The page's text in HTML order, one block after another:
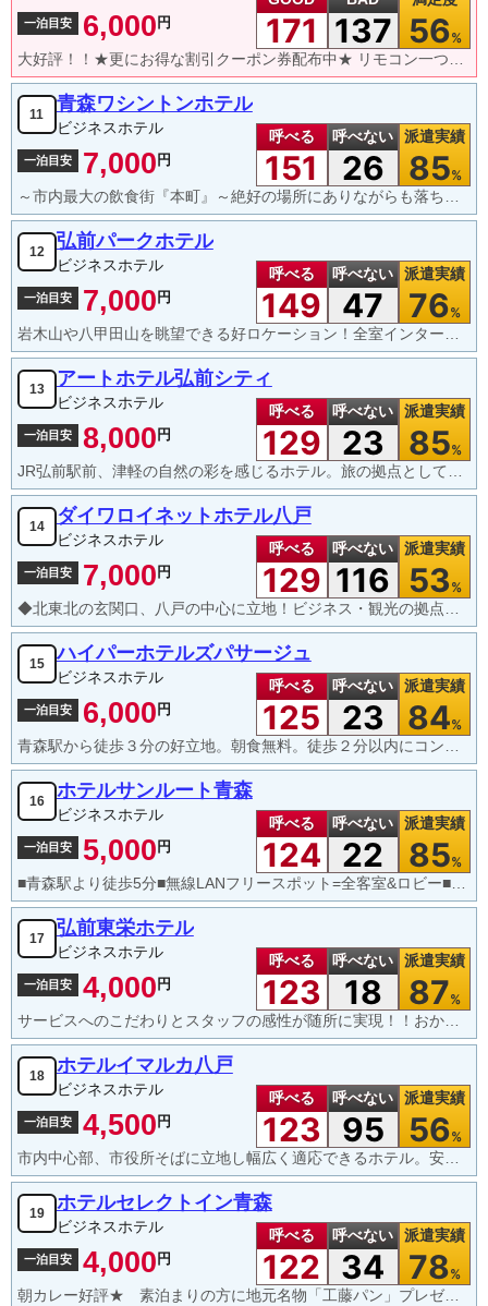
一泊目安 6,000円 171 137 56%
大好評！！★更にお得な割引クーポン券配布中★ リモコン一つで簡単操作。洋画・邦画・アダルト・お笑いなど常時５００本以上が見放題です。ルームオーダーやカラオケもリモコン一つで簡単楽々！もちろんメンバーズ割引も３６５日ＯＫです！
11 青森ワシントンホテル
ビジネスホテル
一泊目安 7,000円
呼べる
151
呼べない
26
派遣実績
85%
～市内最大の飲食街『本町』～絶好の場所にありながらも落ち着きのあるホテルです。ビジネス・観光に最適★
12 弘前パークホテル
ビジネスホテル
一泊目安 7,000円
呼べる
149
呼べない
47
派遣実績
76%
岩木山や八甲田山を眺望できる好ロケーション！全室インターネット接続無料☆朝刊無料配達(朝刊選択不可)
13 アートホテル弘前シティ
ビジネスホテル
一泊目安 8,000円
呼べる
129
呼べない
23
派遣実績
85%
JR弘前駅前、津軽の自然の彩を感じるホテル。旅の拠点として最適です。
14 ダイワロイネットホテル八戸
ビジネスホテル
一泊目安 7,000円
呼べる
129
呼べない
116
派遣実績
53 %
◆北東北の玄関口、八戸の中心に立地！ビジネス・観光の拠点に最適♪♪
15 ハイパーホテルズパサージュ
ビジネスホテル
一泊目安 6,000円
呼べる
125
呼べない
23
派遣実績
84%
青森駅から徒歩３分の好立地。朝食無料。徒歩２分以内にコンビニ２件あり。客室のバス・トイレが別々。
16 ホテルサンルート青森
ビジネスホテル
一泊目安 5,000円
呼べる
124
呼べない
22
派遣実績
85%
■青森駅より徒歩5分■無線LANフリースポット=全客室&ロビー■有線LAN=全客室ケーブル常設■
17 弘前東栄ホテル
ビジネスホテル
一泊目安 4,000円
呼べる
123
呼べない
18
派遣実績
87%
サービスへのこだわりとスタッフの感性が随所に実現！！おかげ様でお客様サービス部門5つ星を頂きました！
18 ホテルイマルカ八戸
ビジネスホテル
一泊目安 4,500円
呼べる
123
呼べない
95
派遣実績
56%
市内中心部、市役所そばに立地し幅広く適応できるホテル。安らぎの空間と美味しいお食事を御提供致します。
19 ホテルセレクトイン青森
ビジネスホテル
一泊目安 4,000円
呼べる
122
呼べない
34
派遣実績
78%
朝カレー好評★ 素泊まりの方に地元名物「工藤パン」プレゼント★ １階コンビニで便利★